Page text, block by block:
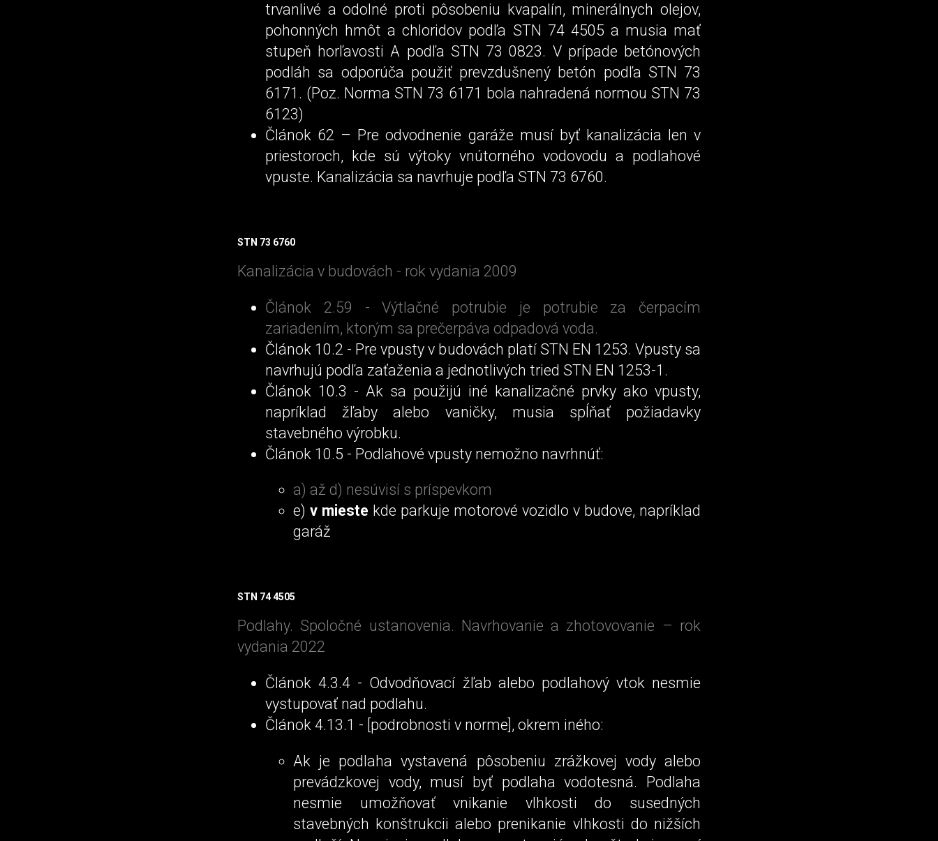
trvanlivé a odolné proti pôsobeniu kvapalín, minerálnych olejov,
pohonných hmôt a chloridov podľa STN 74 4505 a musia mať
stupeň horľavosti A podľa STN 73 0823. V prípade betónových
podláh sa odporúča použiť prevzdušnený betón podľa STN 73
6171. (Poz. Norma STN 73 6171 bola nahradená normou STN 73
6123)
Článok 62 – Pre odvodnenie garáže musí byť kanalizácia len v
priestoroch, kde sú výtoky vnútorného vodovodu a podlahové
vpuste. Kanalizácia sa navrhuje podľa STN 73 6760.
STN 73 6760
Kanalizácia v budovách - rok vydania 2009
Článok 2.59 - Výtlačné potrubie je potrubie za čerpacím
zariadením, ktorým sa prečerpáva odpadová voda.
Článok 10.2 - Pre vpusty v budovách platí STN EN 1253. Vpusty sa
navrhujú podľa zaťaženia a jednotlivých tried STN EN 1253-1.
Článok 10.3 - Ak sa použijú iné kanalizačné prvky ako vpusty,
napríklad žľaby alebo vaničky, musia spĺňať požiadavky
stavebného výrobku.
Článok 10.5 - Podlahové vpusty nemožno navrhnúť:
a) až d) nesúvisí s príspevkom
e) v mieste kde parkuje motorové vozidlo v budove, napríklad
garáž
STN 74 4505
Podlahy. Spoločné ustanovenia. Navrhovanie a zhotovovanie – rok
vydania 2022
Článok 4.3.4 - Odvodňovací žľab alebo podlahový vtok nesmie
vystupovať nad podlahu.
Článok 4.13.1 - [podrobnosti v norme], okrem iného:
Ak je podlaha vystavená pôsobeniu zrážkovej vody alebo
prevádzkovej vody, musí byť podlaha vodotesná. Podlaha
nesmie umožňovať vnikanie vlhkosti do susedných
stavebných konštrukcii alebo prenikanie vlhkosti do nižších